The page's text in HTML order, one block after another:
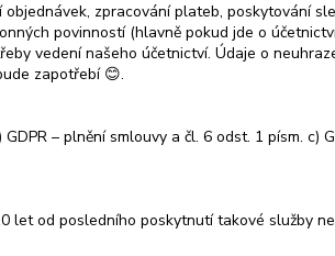
zpracování plateb, poskytování
povinností (hlavně pokud jde o
vedení našeho účetnictví. Údaje o
zapotřebí 😊.
– plnění smlouvy a čl. 6 odst. 1 písm.
let od posledního poskytnutí takové služby